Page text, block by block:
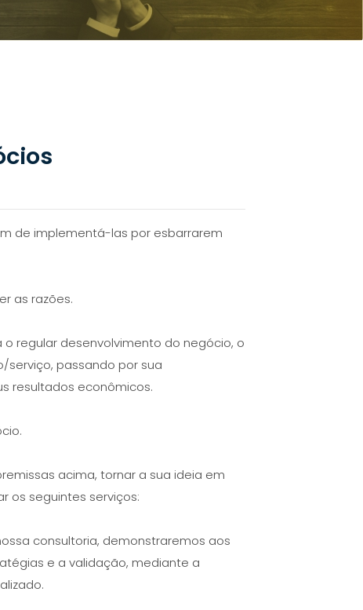
de implementá-las por esbarrarem
as razões.
regular desenvolvimento do negócio, o
passando por sua
resultados econômicos.
acima, tornar a sua ideia em
os seguintes serviços:
consultoria, demonstraremos aos
e a validação, mediante a